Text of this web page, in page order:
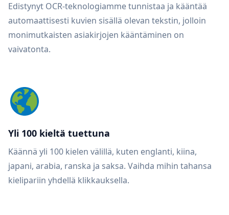
Edistynyt OCR-teknologiamme tunnistaa ja kääntää
automaattisesti kuvien sisällä olevan tekstin, jolloin
monimutkaisten asiakirjojen kääntäminen on
vaivatonta.
Yli 100 kieltä tuettuna
Käännä yli 100 kielen välillä, kuten englanti, kiina,
japani, arabia, ranska ja saksa. Vaihda mihin tahansa
kielipariin yhdellä klikkauksella.